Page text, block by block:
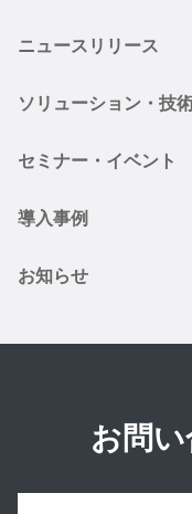
ニュースリリース
ソリューション・技
セミナー・イベント
導入事例
お知らせ
お問